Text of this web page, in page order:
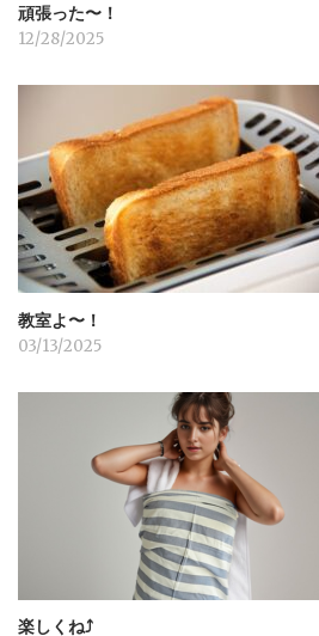
頑張った〜！
12/28/2025
教室よ〜！
03/13/2025
楽しくね⤴︎